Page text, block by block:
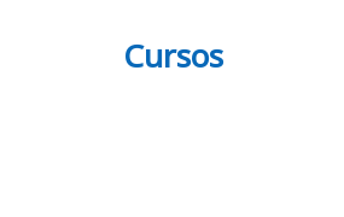
Cursos